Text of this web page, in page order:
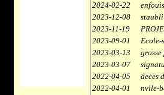
2024-02-22
2023-12-08
2023-11-19
2023-09-01
Ecole-
2023-03-13
2023-03-07
2022-04-05
deces
2022-04-01
nvlle-